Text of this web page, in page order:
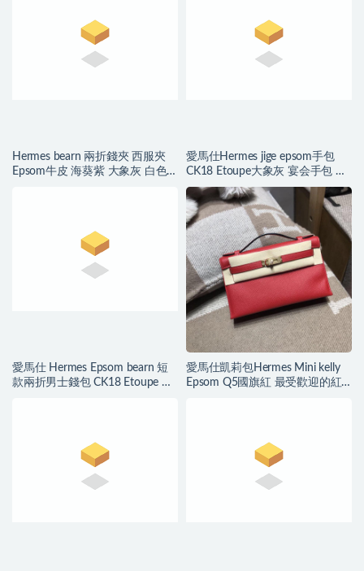
Hermes bearn 兩折錢夾 西服夾
Epsom牛皮 海葵紫 大象灰 白色
愛馬仕Hermes jige epsom手包
CK18 Etoupe大象灰 宴会手包 白
色线
愛馬仕 Hermes Epsom bearn 短
款兩折男士錢包 CK18 Etoupe 大
愛馬仕凱莉包Hermes Mini kelly
Epsom Q5國旗紅 最受歡迎的紅